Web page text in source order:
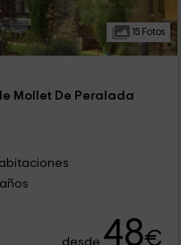
15 Fotos
Mollet De Peralada
desde 48€